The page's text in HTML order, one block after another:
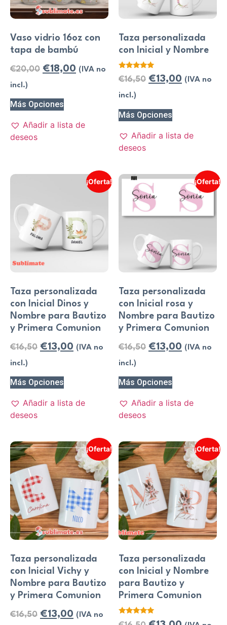
Vaso vidrio 16oz con
tapa de bambú
€20,00 €18,00 (IVA no
incl.)
Más Opciones
Añadir a lista de
deseos
Taza personalizada
con Inicial y Nombre
Valorado
con
de 5
€16,50 €13,00 (IVA no
incl.)
Más Opciones
Añadir a lista de
deseos
¡Oferta!
Taza personalizada
con Inicial Dinos y
Nombre para Bautizo
y Primera Comunion
€16,50 €13,00 (IVA no
incl.)
Más Opciones
Añadir a lista de
deseos
¡Oferta!
Taza personalizada
con Inicial rosa y
Nombre para Bautizo
y Primera Comunion
€16,50 €13,00 (IVA no
incl.)
Más Opciones
Añadir a lista de
deseos
¡Oferta!
Taza personalizada
con Inicial Vichy y
Nombre para Bautizo
y Primera Comunion
€16,50 €13,00 (IVA no
¡Oferta!
Taza personalizada
con Inicial y Nombre
para Bautizo y
Primera Comunion
Valorado